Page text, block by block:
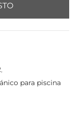
,
para piscina